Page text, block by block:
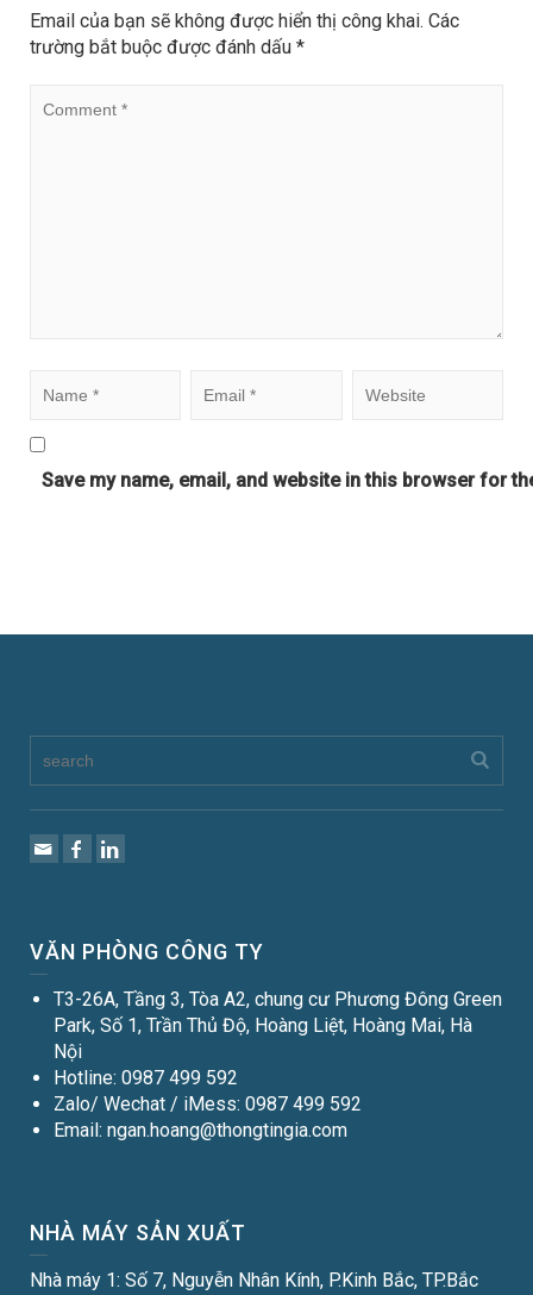
Email của bạn sẽ không được hiển thị công khai. Các
trường bắt buộc được đánh dấu *
Save my name, email, and website in this browser for
VĂN PHÒNG CÔNG TY
T3-26A, Tầng 3, Tòa A2, chung cư Phương Đông Green
Park, Số 1, Trần Thủ Độ, Hoàng Liệt, Hoàng Mai, Hà
Nội
Hotline: 0987 499 592
Zalo/ Wechat / iMess: 0987 499 592
Email: ngan.hoang@thongtingia.com
NHÀ MÁY SẢN XUẤT
Nhà máy 1: Số 7, Nguyễn Nhân Kính, P.Kinh Bắc, TP.Bắc